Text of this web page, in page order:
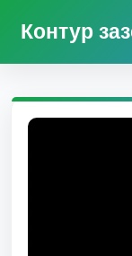
Контур